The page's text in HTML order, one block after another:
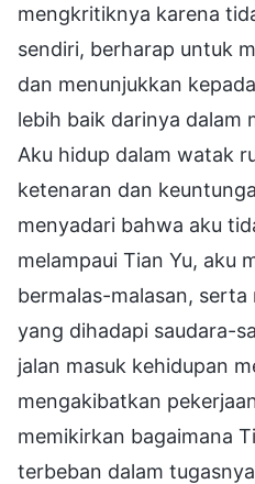
mengkritiknya karena
sendiri, berharap untuk
dan menunjukkan
lebih baik darinya dalam
Aku hidup dalam watak
ketenaran dan
menyadari bahwa aku
melampaui Tian Yu, aku
bermalas-malasan,
yang dihadapi saudara-
jalan masuk kehidupan
mengakibatkan
memikirkan bagaimana
terbeban dalam